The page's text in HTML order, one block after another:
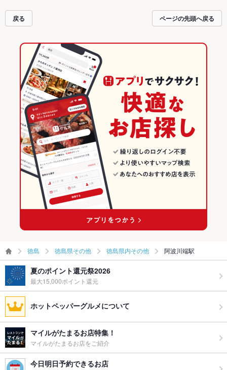
戻る ページの先頭へ戻る
徳島 徳島県その他 徳島県内その他 阿波川端駅
夏のポイント還元祭2026
最大15,000ポイント還元
ホットペッパーグルメについて
マイルがたまるお店特集！
マイルがたまるお店をご紹介
今日明日予約できるお店